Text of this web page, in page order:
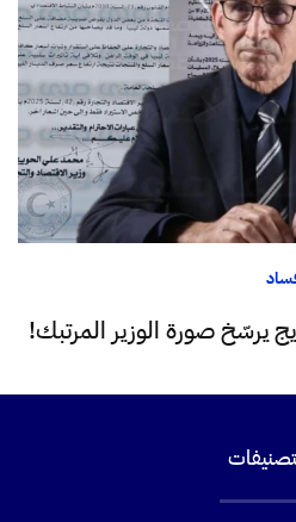
يرسّخ صورة الوزير المرتبك!